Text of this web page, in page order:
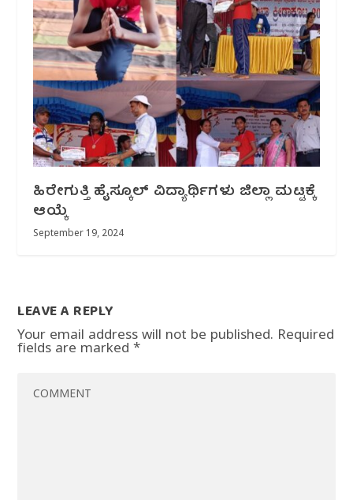
ಹಿರೇಗುತ್ತಿ ಹೈಸ್ಕೂಲ್ ವಿದ್ಯಾರ್ಥಿಗಳು ಜಿಲ್ಲಾ ಮಟ್ಟಕ್ಕೆ
ಆಯ್ಕೆ
September 19, 2024
LEAVE A REPLY
Your email address will not be published. Required
fields are marked*